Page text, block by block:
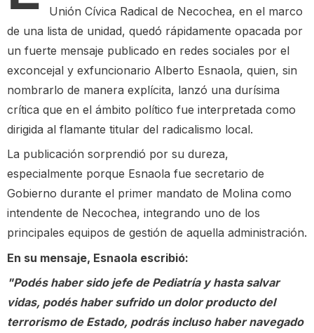
Unión Cívica Radical de Necochea, en el marco
de una lista de unidad, quedó rápidamente opacada por
un fuerte mensaje publicado en redes sociales por el
exconcejal y exfuncionario Alberto Esnaola, quien, sin
nombrarlo de manera explícita, lanzó una durísima
crítica que en el ámbito político fue interpretada como
dirigida al flamante titular del radicalismo local.
La publicación sorprendió por su dureza,
especialmente porque Esnaola fue secretario de
Gobierno durante el primer mandato de Molina como
intendente de Necochea, integrando uno de los
principales equipos de gestión de aquella administración.
En su mensaje, Esnaola escribió:
"Podés haber sido jefe de Pediatría y hasta salvar
vidas, podés haber sufrido un dolor producto del
terrorismo de Estado, podrás incluso haber navegado